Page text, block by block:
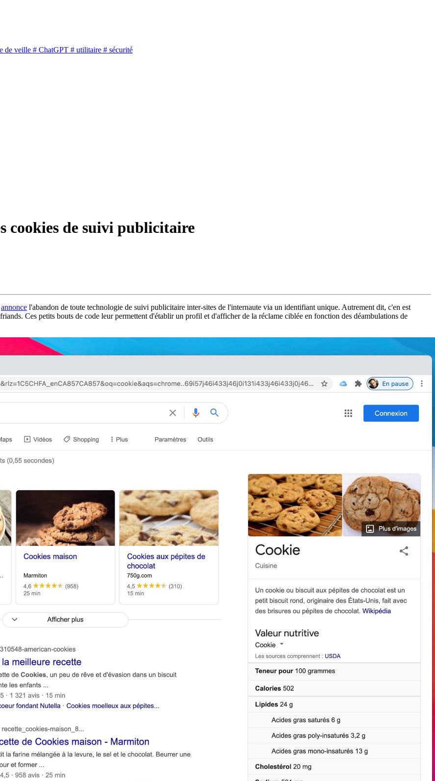
de veille # ChatGPT # utilitaire # sécurité
cookies de suivi publicitaire
annonce l'abandon de toute technologie de suivi publicitaire inter-sites de l'internaute via un identifiant unique. Autrement dit, c'en est
Ces petits bouts de code leur permettent d'établir un profil et d'afficher de la réclame ciblée en fonction des déambulations de